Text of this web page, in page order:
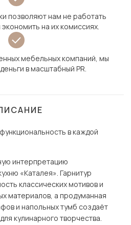
позволяют нам не работать
на их комиссиях.
мебельных компаний, мы
в масштабный PR.
в каждой
интерпретацию
«Каталея». Гарнитур
классических мотивов и
материалов, а продуманная
и напольных тумб создаёт
кулинарного творчества.